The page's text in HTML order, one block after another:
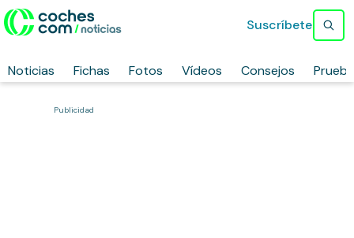
Noticias Fichas Fotos Vídeos Consejos
Suscríbete
Publicidad